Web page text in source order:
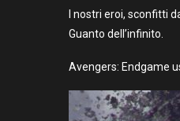
I nostri eroi, sconfitti
Guanto dell’infinito.
Avengers: Endgame